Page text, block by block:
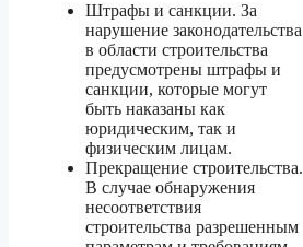
Штрафы и санкции. За
нарушение законодательства
в области строительства
предусмотрены штрафы и
санкции, которые могут
быть наказаны как
юридическим, так и
физическим лицам.
Прекращение строительства.
В случае обнаружения
несоответствия
строительства разрешенным